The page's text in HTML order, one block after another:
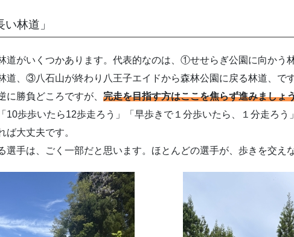
林道」
道がいくつかあります。代表的なのは、①せせらぎ公園に向かう
道、③八石山が終わり八王子エイドから森林公園に戻る林道、で
勝負どころですが、 完走を目指す方はここを焦らず進みましょ
10歩歩いたら12歩走ろう」「早歩きで１分歩いたら、１分走ろう
ば大丈夫です。
手は、ごく一部だと思います。ほとんどの選手が、歩きを交え